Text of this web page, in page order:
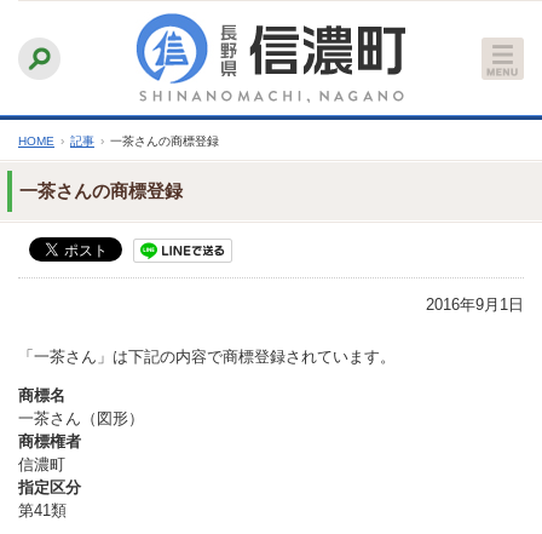
文
へ
ふりがなをつける
文字サイズ
縮小 標準 拡大
HOME › 記事 › 一茶さんの商標登録
一茶さんの商標登録
2016年9月1日
「一茶さん」は下記の内容で商標登録されています。
商標名
一茶さん（図形）
商標権者
信濃町
指定区分
第41類